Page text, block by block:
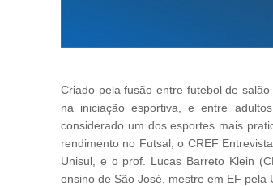
Criado pela fusão entre futebol de
na iniciação esportiva, e entre
considerado um dos esportes mais
rendimento no Futsal, o CREF
Unisul, e o prof. Lucas Barreto Klein
ensino de São José, mestre em EF pela